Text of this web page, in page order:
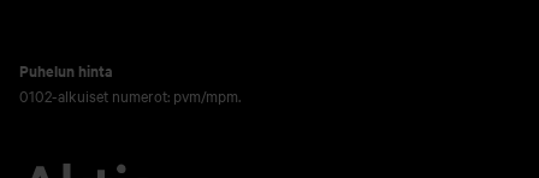
Puhelun hinta
0102-alkuiset numerot: pvm/mpm.